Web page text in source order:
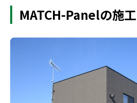
MATCH-Panelの施